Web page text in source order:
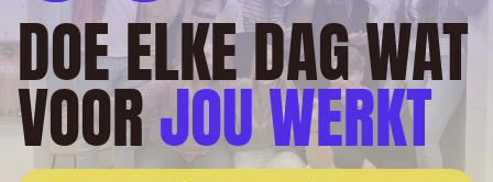
DOE ELKE DAG WAT
VOORJOU WERKT